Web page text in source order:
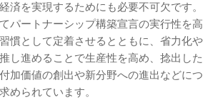
済を実現するためにも必要不可欠です。
パートナーシップ構築宣言の実行性を高
慣として定着させるとともに、省力化や
し進めることで生産性を高め、捻出した
加価値の創出や新分野への進出などにつ
められています。